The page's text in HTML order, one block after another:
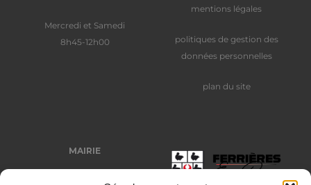
Mercredi et Samedi
8h45-12h00
mentions légales
politiques de gestion des
données personnelles
plan du site
MAIRIE
Place Auguste Trézy